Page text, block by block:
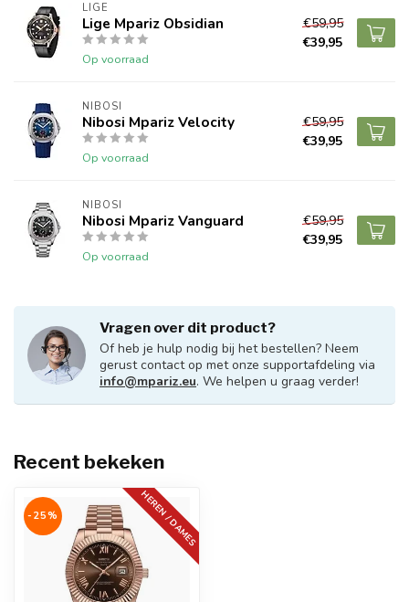
LIGE
Lige Mpariz Obsidian
Op voorraad
€59,95
€39,95
NIBOSI
Nibosi Mpariz Velocity
Op voorraad
€59,95
€39,95
NIBOSI
Nibosi Mpariz Vanguard
Op voorraad
€59,95
€39,95
Vragen over dit product?
Of heb je hulp nodig bij het bestellen? Neem
gerust contact op met onze supportafdeling via
info@mpariz.eu. We helpen u graag verder!
Recent bekeken
HEREN / DAMES
-25%